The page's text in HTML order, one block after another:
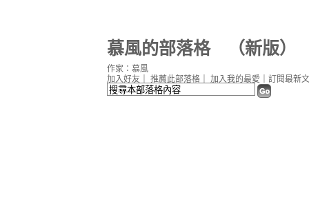
慕風的部落格（新版）
加入好友 推薦此部落格 加入我的最愛 訂閱最新
作家：慕風